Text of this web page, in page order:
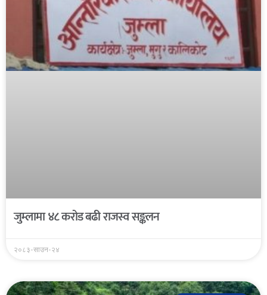
जुम्लामा ४८ करोड बढी राजस्व सङ्कलन
२०८३-साउन-२४